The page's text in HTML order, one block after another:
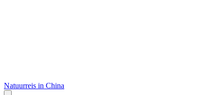
Natuurreis in China